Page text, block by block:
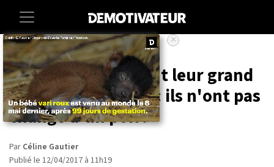
Accueil Entertainment
Les Tamagotchi font leur grand
retour, et surprise : ils n'ont pas
changé d'un poil !
Par Céline Gautier
Publié le 12/04/2017 à 11h19
×